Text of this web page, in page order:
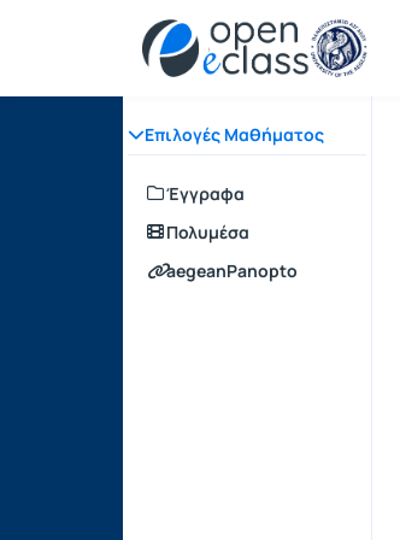
Επιλογές Μαθήματος
Έγγραφα
Πολυμέσα
aegeanPanopto